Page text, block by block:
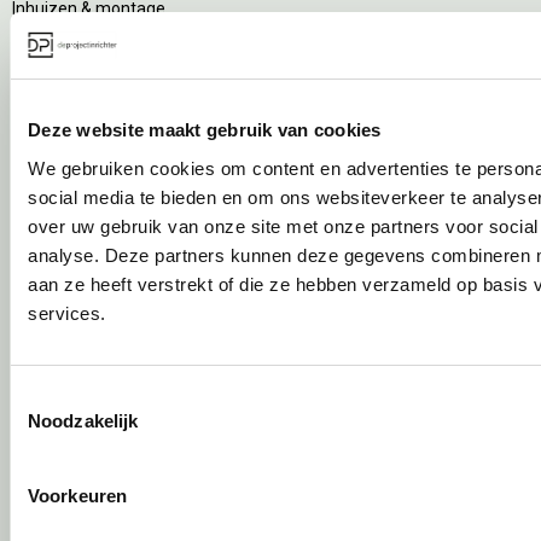
Deze website maakt gebruik van cookies
We gebruiken cookies om content en advertenties te
social media te bieden en om ons websiteverkeer te
over uw gebruik van onze site met onze partners voor
analyse. Deze partners kunnen deze gegevens combineren
aan ze heeft verstrekt of die ze hebben verzameld op basis
services.
Noodzakelijk
Voorkeuren
Inhuizen & montage
Thuiswerkplek voor personeel
Gebruiksinstructie
Onderhoudsadvies
Levensduurverlengend onderhoud
Circulair inrichten
Sociaal en circulair ondernemen